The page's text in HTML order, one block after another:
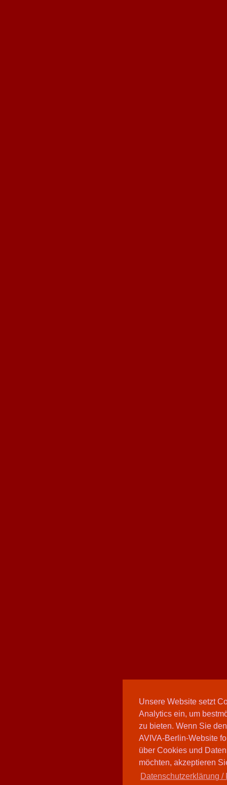
Unsere Website setzt
Analytics ein, um
zu bieten. Wenn Sie
AVIVA-Berlin-Website
über Cookies und
möchten, akzeptieren
Datenschutzerklärung /